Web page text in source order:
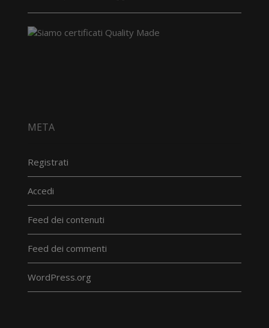
META
Registrati
Accedi
Feed dei contenuti
Feed dei commenti
WordPress.org